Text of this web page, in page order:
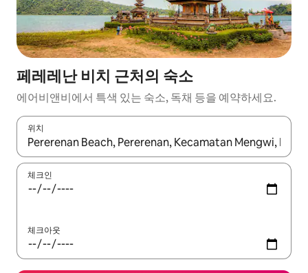
페레레난 비치 근처의 숙소
에어비앤비에서 특색 있는 숙소, 독채 등을 예약하세요.
위치
결과가 나오면 위·아래 화살표 키를 사용하거나 터치 또는 스와이
체크인
체크아웃